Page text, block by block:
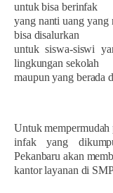
untuk bisa berinfak
yang nanti uang
bisa disalurkan
untuk siswa-siswi
lingkungan sekolah
maupun yang berada
Untuk
infak yang
Pekanbaru akan
kantor layanan di